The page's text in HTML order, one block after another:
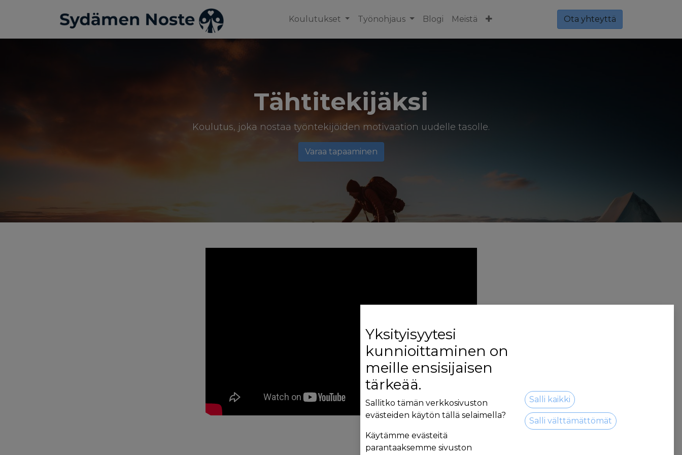
Koulutukset Työnohjaus Blogi Meistä Ota yhteyttä
Tähtitekijäksi
Koulutus, joka nostaa työntekijöiden motivaation uudelle tasolle.
Varaa tapaaminen
Yksityisyytesi
kunnioittaminen on
meille ensisijaisen
tärkeää.
Sallitko tämän verkkosivuston
evästeiden käytön tällä selaimella?
Käytämme evästeitä
parantaaksemme sivuston
Salli kaikki
Salli välttämättömät